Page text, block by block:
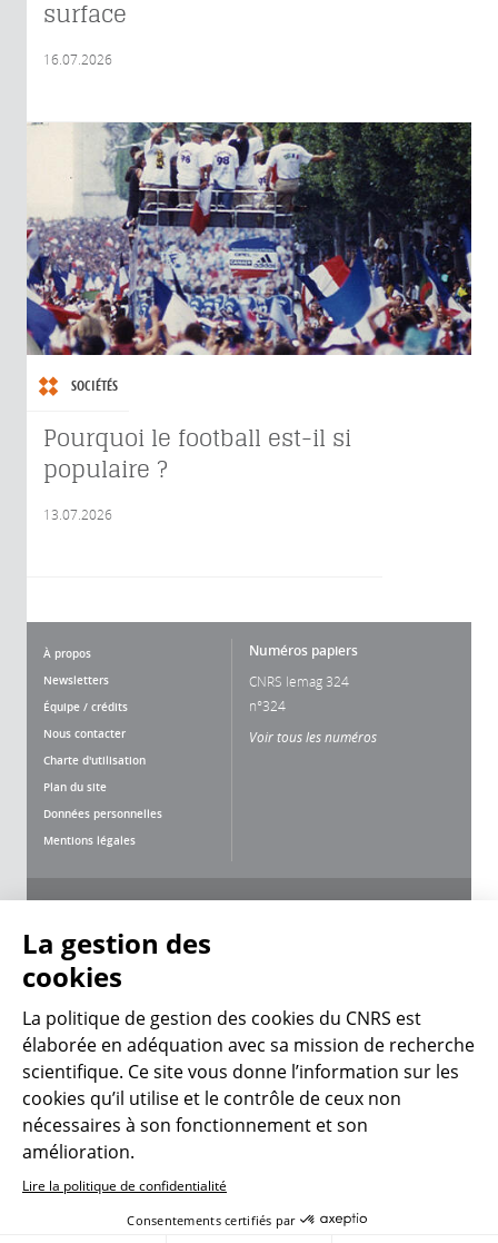
surface
16.07.2026
SOCIÉTÉS
Pourquoi le football est-il si
populaire ?
13.07.2026
À propos
Newsletters
Équipe / crédits
Nous contacter
Charte d'utilisation
Plan du site
Données personnelles
Mentions légales
Numéros papiers
CNRS lemag 324
n°324
Voir tous les numéros
CNRS Le Mag
© 2026, CNRS
Créer un compte Se connecter
Gestion des cookies
La gestion des
cookies
La politique de gestion des cookies du CNRS est
élaborée en adéquation avec sa mission de recherche
scientifique. Ce site vous donne l’information sur les
cookies qu’il utilise et le contrôle de ceux non
nécessaires à son fonctionnement et son
amélioration.
Lire la politique de confidentialité
Consentements certifiés par